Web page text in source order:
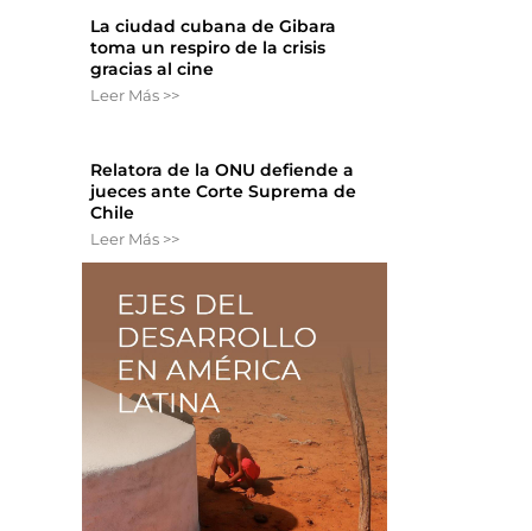
La ciudad cubana de Gibara
toma un respiro de la crisis
gracias al cine
Leer Más >>
Relatora de la ONU defiende a
jueces ante Corte Suprema de
Chile
Leer Más >>